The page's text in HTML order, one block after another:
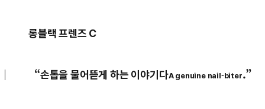
롱블랙 프렌즈 C
“손톱을 물어뜯게 하는 이야기다A genuine nail-biter.”